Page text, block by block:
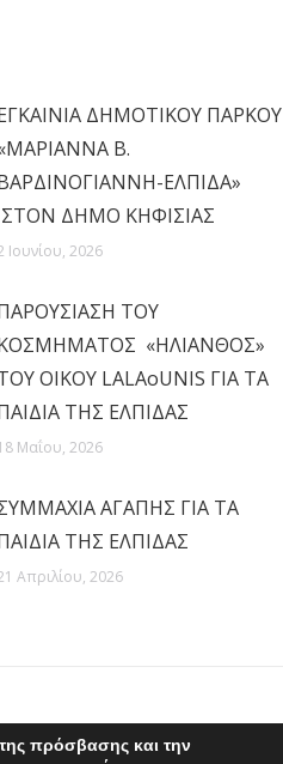
ΔΗΜΟΤΙΚΟΥ ΠΑΡΚΟΥ
Β.
ΕΛΠΙΔΑ»
ΣΤΟΝ ΔΗΜΟ ΚΗΦΙΣΙΑΣ
Ιουνίου, 2026
ΤΟΥ
«ΗΛΙΑΝΘΟΣ»
ΟΙΚΟΥ LALAoUNIS ΓΙΑ ΤΑ
ΤΗΣ ΕΛΠΙΔΑΣ
Μαΐου, 2026
ΑΓΑΠΗΣ ΓΙΑ ΤΑ
ΤΗΣ ΕΛΠΙΔΑΣ
Απριλίου, 2026
πρόσβασης και την